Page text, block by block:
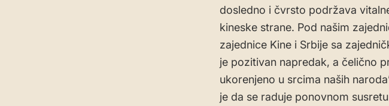
dosledno i čvrsto podržava
kineske strane. Pod našim
zajednice Kine i Srbije sa
je pozitivan napredak, a čelično
ukorenjeno u srcima naših
je da se raduje ponovnom